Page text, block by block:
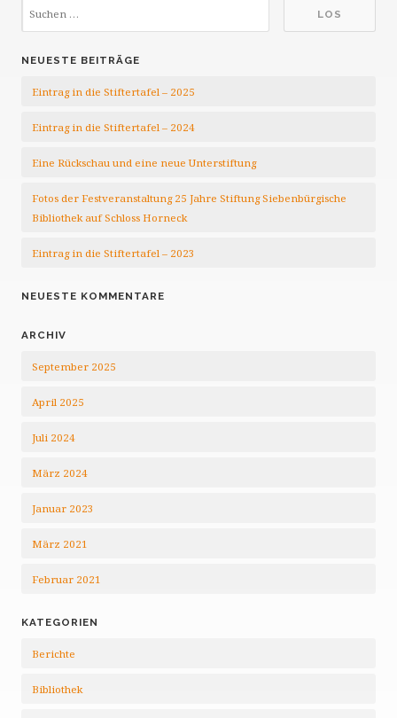
NEUESTE BEITRÄGE
Eintrag in die Stiftertafel – 2025
Eintrag in die Stiftertafel – 2024
Eine Rückschau und eine neue Unterstiftung
Fotos der Festveranstaltung 25 Jahre Stiftung Siebenbürgische
Bibliothek auf Schloss Horneck
Eintrag in die Stiftertafel – 2023
NEUESTE KOMMENTARE
ARCHIV
September 2025
April 2025
Juli 2024
März 2024
Januar 2023
März 2021
Februar 2021
KATEGORIEN
Berichte
Bibliothek